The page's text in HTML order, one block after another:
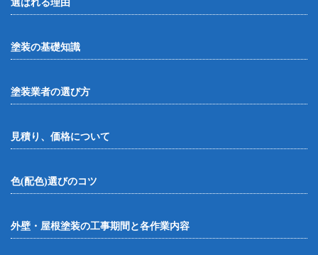
選ばれる理由
塗装の基礎知識
塗装業者の選び方
見積り、価格について
色(配色)選びのコツ
外壁・屋根塗装の工事期間と各作業内容